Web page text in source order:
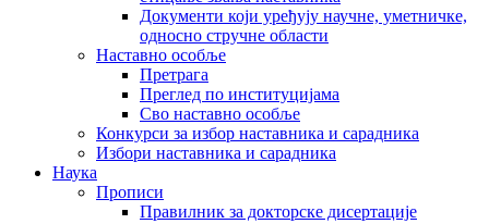
Документи који уређују научне, уметничке,
односно стручне области
Наставно особље
Претрага
Преглед по институцијама
Сво наставно особље
Конкурси за избор наставника и сарадника
Избори наставника и сарадника
Наука
Прописи
Правилник за докторске дисертације